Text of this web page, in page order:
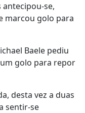
antecipou-se,
marcou golo para
Baele pediu
golo para repor
desta vez a duas
sentir-se